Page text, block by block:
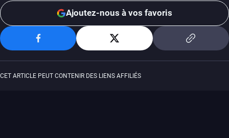
Ajoutez-nous à vos favoris
CET ARTICLE PEUT CONTENIR DES LIENS AFFILIÉS